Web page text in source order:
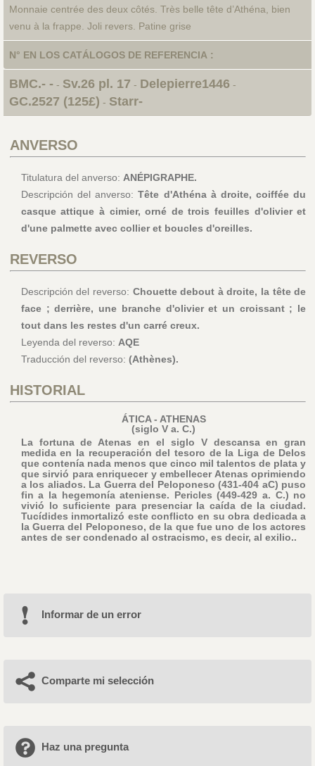
Monnaie centrée des deux côtés. Très belle tête d’Athéna, bien
venu à la frappe. Joli revers. Patine grise
N° EN LOS CATÁLOGOS DE REFERENCIA :
BMC.- - - Sv.26 pl. 17 - Delepierre1446 -
GC.2527 (125£) - Starr-
ANVERSO
Titulatura del anverso: ANÉPIGRAPHE.
Descripción del anverso:Tête d'Athéna à droite, coiffée du
casque attique à cimier, orné de trois feuilles d'olivier et
d'une palmette avec collier et boucles d'oreilles.
REVERSO
Descripción del reverso: Chouette debout à droite, la tête de
face ; derrière, une branche d'olivier et un croissant ; le
tout dans les restes d'un carré creux.
Leyenda del reverso: AQE
Traducción del reverso: (Athènes).
HISTORIAL
ÁTICA - ATHENAS
(siglo V a. C.)
La fortuna de Atenas en el siglo V descansa en gran
medida en la recuperación del tesoro de la Liga de Delos
que contenía nada menos que cinco mil talentos de plata y
que sirvió para enriquecer y embellecer Atenas oprimiendo
a los aliados. La Guerra del Peloponeso (431-404 aC) puso
fin a la hegemonía ateniense. Pericles (449-429 a. C.) no
vivió lo suficiente para presenciar la caída de la ciudad.
Tucídides inmortalizó este conflicto en su obra dedicada a
la Guerra del Peloponeso, de la que fue uno de los actores
antes de ser condenado al ostracismo, es decir, al exilio..
Informar de un error
Comparte mi selección
Haz una pregunta